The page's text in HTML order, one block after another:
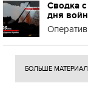
Сводка
дня
БОЛЬШЕ